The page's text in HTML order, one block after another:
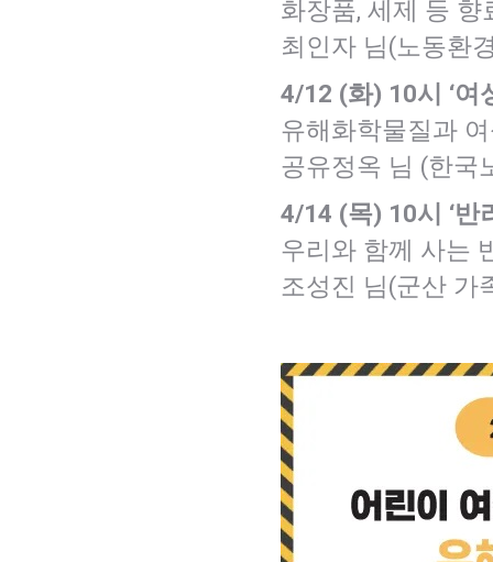
화장품, 세제 등 향
최인자 님(노동환
4/12 (화) 10시 ‘여
유해화학물질과
공유정옥 님 (한국
4/14 (목) 10시 ‘반
우리와 함께 사는
조성진 님(군산 가